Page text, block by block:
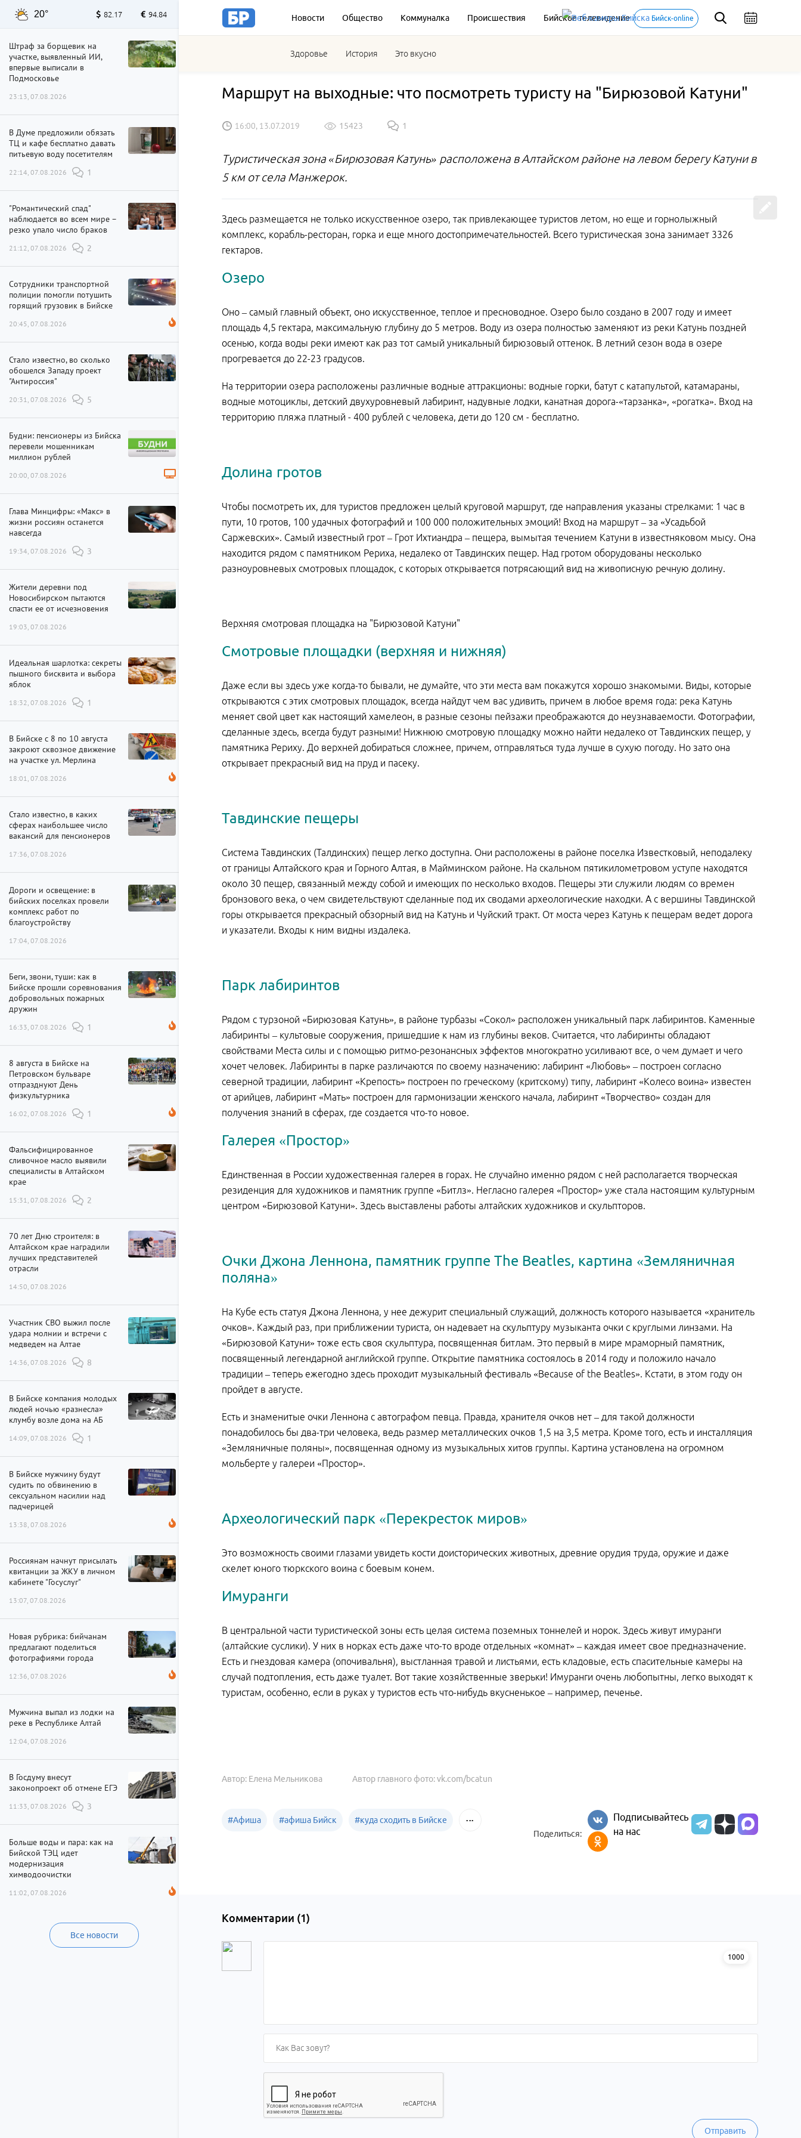
Новости Общество Коммуналка Происшествия Бийское телевидение Бийск-online
Здоровье История Это вкусно
20° 82.17 94.84
Штраф за борщевик на
участке, выявленный ИИ,
впервые выписали в
Подмосковье
23:13, 07.08.2026
В Думе предложили обязать
ТЦ и кафе бесплатно давать
питьевую воду посетителям
22:14, 07.08.2026 1
"Романтический спад"
наблюдается во всем мире –
резко упало число браков
21:12, 07.08.2026 2
Сотрудники транспортной
полиции помогли потушить
горящий грузовик в Бийске
20:45, 07.08.2026
Стало известно, во сколько
обошелся Западу проект
"Антироссия"
20:31, 07.08.2026 5
Будни: пенсионеры из Бийска
перевели мошенникам
миллион рублей
20:00, 07.08.2026
Глава Минцифры: «Макс» в
жизни россиян останется
навсегда
19:34, 07.08.2026 3
Жители деревни под
Новосибирском пытаются
спасти ее от исчезновения
19:03, 07.08.2026
Идеальная шарлотка: секреты
пышного бисквита и выбора
яблок
18:32, 07.08.2026 1
В Бийске с 8 по 10 августа
закроют сквозное движение
на участке ул. Мерлина
18:01, 07.08.2026
Стало известно, в каких
сферах наибольшее число
вакансий для пенсионеров
17:36, 07.08.2026
Дороги и освещение: в
бийских поселках провели
комплекс работ по
благоустройству
17:04, 07.08.2026
Беги, звони, туши: как в
Бийске прошли соревнования
добровольных пожарных
дружин
16:33, 07.08.2026 1
8 августа в Бийске на
Петровском бульваре
отпразднуют День
физкультурника
16:02, 07.08.2026 1
Фальсифицированное
сливочное масло выявили
специалисты в Алтайском
крае
15:31, 07.08.2026 2
70 лет Дню строителя: в
Алтайском крае наградили
лучших представителей
отрасли
14:50, 07.08.2026
Участник СВО выжил после
удара молнии и встречи с
медведем на Алтае
14:36, 07.08.2026 8
В Бийске компания молодых
людей ночью «разнесла»
клумбу возле дома на АБ
14:09, 07.08.2026 1
В Бийске мужчину будут
судить по обвинению в
сексуальном насилии над
падчерицей
13:38, 07.08.2026
Россиянам начнут присылать
квитанции за ЖКУ в личном
кабинете "Госуслуг"
13:07, 07.08.2026
Новая рубрика: бийчанам
предлагают поделиться
фотографиями города
12:36, 07.08.2026
Мужчина выпал из лодки на
реке в Республике Алтай
12:04, 07.08.2026
В Госдуму внесут
законопроект об отмене ЕГЭ
11:33, 07.08.2026 3
Больше воды и пара: как на
Бийской ТЭЦ идет
модернизация
химводоочистки
11:02, 07.08.2026
Все новости
Маршрут на выходные: что посмотреть туристу на "Бирюзовой Катуни"
16:00, 13.07.2019 15423 1
Туристическая зона «Бирюзовая Катунь» расположена в Алтайском районе на левом берегу Катуни в
5 км от села Манжерок.
Здесь размещается не только искусственное озеро, так привлекающее туристов летом, но еще и горнолыжный
комплекс, корабль-ресторан, горка и еще много достопримечательностей. Всего туристическая зона занимает 3326
гектаров.
Озеро
Оно – самый главный объект, оно искусственное, теплое и пресноводное. Озеро было создано в 2007 году и имеет
площадь 4,5 гектара, максимальную глубину до 5 метров. Воду из озера полностью заменяют из реки Катунь поздней
осенью, когда воды реки имеют как раз тот самый уникальный бирюзовый оттенок. В летний сезон вода в озере
прогревается до 22-23 градусов.
На территории озера расположены различные водные аттракционы: водные горки, батут с катапультой, катамараны,
водные мотоциклы, детский двухуровневый лабиринт, надувные лодки, канатная дорога-«тарзанка», «рогатка». Вход на
территорию пляжа платный - 400 рублей с человека, дети до 120 см - бесплатно.
Долина гротов
Чтобы посмотреть их, для туристов предложен целый круговой маршрут, где направления указаны стрелками: 1 час в
пути, 10 гротов, 100 удачных фотографий и 100 000 положительных эмоций! Вход на маршрут – за «Усадьбой
Саржевских». Самый известный грот – Грот Ихтиандра – пещера, вымытая течением Катуни в известняковом мысу. Она
находится рядом с памятником Рериха, недалеко от Тавдинских пещер. Над гротом оборудованы несколько
разноуровневых смотровых площадок, с которых открывается потрясающий вид на живописную речную долину.
Верхняя смотровая площадка на "Бирюзовой Катуни"
Смотровые площадки (верхняя и нижняя)
Даже если вы здесь уже когда-то бывали, не думайте, что эти места вам покажутся хорошо знакомыми. Виды, которые
открываются с этих смотровых площадок, всегда найдут чем вас удивить, причем в любое время года: река Катунь
меняет свой цвет как настоящий хамелеон, в разные сезоны пейзажи преображаются до неузнаваемости. Фотографии,
сделанные здесь, всегда будут разными! Нижнюю смотровую площадку можно найти недалеко от Тавдинских пещер, у
памятника Рериху. До верхней добираться сложнее, причем, отправляться туда лучше в сухую погоду. Но зато она
открывает прекрасный вид на пруд и пасеку.
Тавдинские пещеры
Система Тавдинских (Талдинских) пещер легко доступна. Они расположены в районе поселка Известковый, неподалеку
от границы Алтайского края и Горного Алтая, в Майминском районе. На скальном пятикилометровом уступе находятся
около 30 пещер, связанный между собой и имеющих по несколько входов. Пещеры эти служили людям со времен
бронзового века, о чем свидетельствуют сделанные под их сводами археологические находки. А с вершины Тавдинской
горы открывается прекрасный обзорный вид на Катунь и Чуйский тракт. От моста через Катунь к пещерам ведет дорога
и указатели. Входы к ним видны издалека.
Парк лабиринтов
Рядом с турзоной «Бирюзовая Катунь», в районе турбазы «Сокол» расположен уникальный парк лабиринтов. Каменные
лабиринты – культовые сооружения, пришедшие к нам из глубины веков. Считается, что лабиринты обладают
свойствами Места силы и с помощью ритмо-резонансных эффектов многократно усиливают все, о чем думает и чего
хочет человек. Лабиринты в парке различаются по своему назначению: лабиринт «Любовь» – построен согласно
северной традиции, лабиринт «Крепость» построен по греческому (критскому) типу, лабиринт «Колесо воина» известен
от арийцев, лабиринт «Мать» построен для гармонизации женского начала, лабиринт «Творчество» создан для
получения знаний в сферах, где создается что-то новое.
Галерея «Простор»
Единственная в России художественная галерея в горах. Не случайно именно рядом с ней располагается творческая
резиденция для художников и памятник группе «Битлз». Негласно галерея «Простор» уже стала настоящим культурным
центром «Бирюзовой Катуни». Здесь выставлены работы алтайских художников и скульпторов.
Очки Джона Леннона, памятник группе The Beatles, картина «Земляничная
поляна»
На Кубе есть статуя Джона Леннона, у нее дежурит специальный служащий, должность которого называется «хранитель
очков». Каждый раз, при приближении туриста, он надевает на скульптуру музыканта очки с круглыми линзами. На
«Бирюзовой Катуни» тоже есть своя скульптура, посвященная битлам. Это первый в мире мраморный памятник,
посвященный легендарной английской группе. Открытие памятника состоялось в 2014 году и положило начало
традиции – теперь ежегодно здесь проходит музыкальный фестиваль «Because of the Beatles». Кстати, в этом году он
пройдет в августе.
Есть и знаменитые очки Леннона с автографом певца. Правда, хранителя очков нет – для такой должности
понадобилось бы два-три человека, ведь размер металлических очков 1,5 на 3,5 метра. Кроме того, есть и инсталляция
«Земляничные поляны», посвященная одному из музыкальных хитов группы. Картина установлена на огромном
мольберте у галереи «Простор».
Археологический парк «Перекресток миров»
Это возможность своими глазами увидеть кости доисторических животных, древние орудия труда, оружие и даже
скелет юного тюркского воина с боевым конем.
Имуранги
В центральной части туристической зоны есть целая система поземных тоннелей и норок. Здесь живут имуранги
(алтайские суслики). У них в норках есть даже что-то вроде отдельных «комнат» – каждая имеет свое предназначение.
Есть и гнездовая камера (опочивальня), выстланная травой и листьями, есть кладовые, есть спасительные камеры на
случай подтопления, есть даже туалет. Вот такие хозяйственные зверьки! Имуранги очень любопытны, легко выходят к
туристам, особенно, если в руках у туристов есть что-нибудь вкусненькое – например, печенье.
Автор: Елена Мельникова Автор главного фото: vk.com/bcatun
#Афиша #афиша Бийск #куда сходить в Бийске
Поделиться:
Подписывайтесь
на нас
Комментарии (1)
1000
Отправить